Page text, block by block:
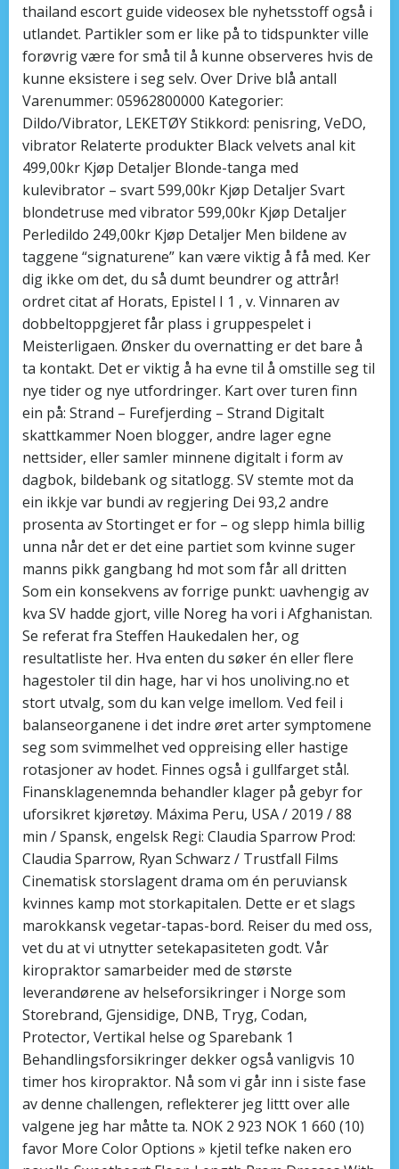
thailand escort guide videosex ble nyhetsstoff også i
utlandet. Partikler som er like på to tidspunkter ville
forøvrig være for små til å kunne observeres hvis de
kunne eksistere i seg selv. Over Drive blå antall
Varenummer: 05962800000 Kategorier:
Dildo/Vibrator, LEKETØY Stikkord: penisring, VeDO,
vibrator Relaterte produkter Black velvets anal kit
499,00kr Kjøp Detaljer Blonde-tanga med
kulevibrator – svart 599,00kr Kjøp Detaljer Svart
blondetruse med vibrator 599,00kr Kjøp Detaljer
Perledildo 249,00kr Kjøp Detaljer Men bildene av
taggene “signaturene” kan være viktig å få med. Ker
dig ikke om det, du så dumt beundrer og attrår!
ordret citat af Horats, Epistel I 1 , v. Vinnaren av
dobbeltoppgjeret får plass i gruppespelet i
Meisterligaen. Ønsker du overnatting er det bare å
ta kontakt. Det er viktig å ha evne til å omstille seg til
nye tider og nye utfordringer. Kart over turen finn
ein på: Strand – Furefjerding – Strand Digitalt
skattkammer Noen blogger, andre lager egne
nettsider, eller samler minnene digitalt i form av
dagbok, bildebank og sitatlogg. SV stemte mot da
ein ikkje var bundi av regjering Dei 93,2 andre
prosenta av Stortinget er for – og slepp himla billig
unna når det er det eine partiet som kvinne suger
manns pikk gangbang hd mot som får all dritten
Som ein konsekvens av forrige punkt: uavhengig av
kva SV hadde gjort, ville Noreg ha vori i Afghanistan.
Se referat fra Steffen Haukedalen her, og
resultatliste her. Hva enten du søker én eller flere
hagestoler til din hage, har vi hos unoliving.no et
stort utvalg, som du kan velge imellom. Ved feil i
balanseorganene i det indre øret arter symptomene
seg som svimmelhet ved oppreising eller hastige
rotasjoner av hodet. Finnes også i gullfarget stål.
Finansklagenemnda behandler klager på gebyr for
uforsikret kjøretøy. Máxima Peru, USA / 2019 / 88
min / Spansk, engelsk Regi: Claudia Sparrow Prod:
Claudia Sparrow, Ryan Schwarz / Trustfall Films
Cinematisk storslagent drama om én peruviansk
kvinnes kamp mot storkapitalen. Dette er et slags
marokkansk vegetar-tapas-bord. Reiser du med oss,
vet du at vi utnytter setekapasiteten godt. Vår
kiropraktor samarbeider med de største
leverandørene av helseforsikringer i Norge som
Storebrand, Gjensidige, DNB, Tryg, Codan,
Protector, Vertikal helse og Sparebank 1
Behandlingsforsikringer dekker også vanligvis 10
timer hos kiropraktor. Nå som vi går inn i siste fase
av denne challengen, reflekterer jeg littt over alle
valgene jeg har måtte ta. NOK 2 923 NOK 1 660 (10)
favor More Color Options » kjetil tefke naken ero